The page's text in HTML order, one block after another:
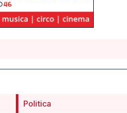
Politica